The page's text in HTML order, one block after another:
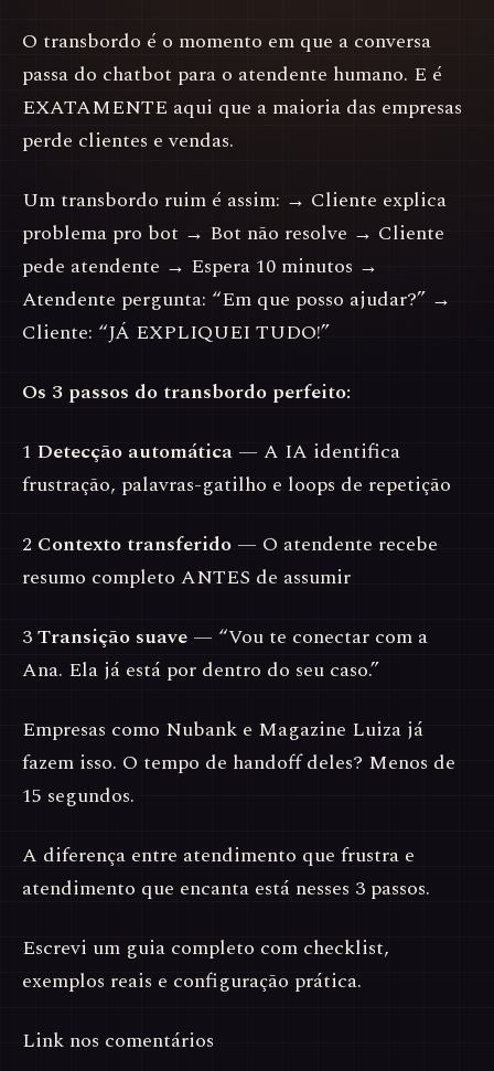
O transbordo é o momento em que a conversa
passa do chatbot para o atendente humano. E é
EXATAMENTE aqui que a maioria das empresas
perde clientes e vendas.
Um transbordo ruim é assim: → Cliente explica
problema pro bot → Bot não resolve → Cliente
pede atendente → Espera 10 minutos →
Atendente pergunta: “Em que posso ajudar?” →
Cliente: “JÁ EXPLIQUEI TUDO!”
Os 3 passos do transbordo perfeito:
1 Detecção automática — A IA identifica
frustração, palavras-gatilho e loops de repetição
2 Contexto transferido — O atendente recebe
resumo completo ANTES de assumir
3Transição suave — “Vou te conectar com a
Ana. Ela já está por dentro do seu caso.”
Empresas como Nubank e Magazine Luiza já
fazem isso. O tempo de handoff deles? Menos de
15 segundos.
A diferença entre atendimento que frustra e
atendimento que encanta está nesses 3 passos.
Escrevi um guia completo com checklist,
exemplos reais e configuração prática.
Link nos comentários